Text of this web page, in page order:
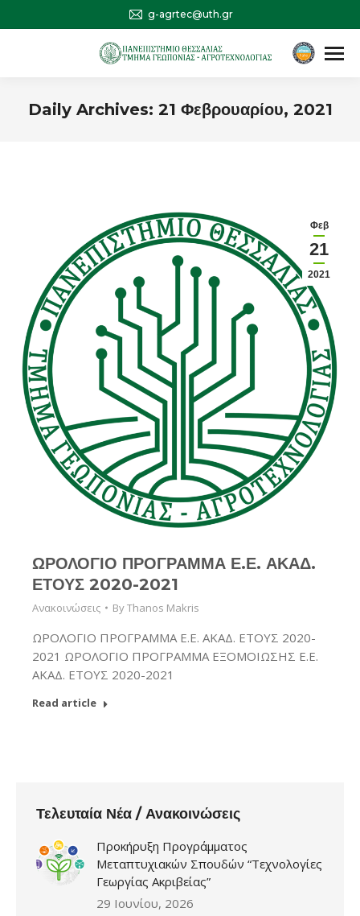
g-agrtec@uth.gr
Daily Archives: 21 Φεβρουαρίου, 2021
Φεβ
21
2021
ΩΡΟΛΟΓΙΟ ΠΡΟΓΡΑΜΜΑ Ε.Ε. ΑΚΑΔ.
ΕΤΟΥΣ 2020-2021
Ανακοινώσεις ByThanos Makris
ΩΡΟΛΟΓΙΟ ΠΡΟΓΡΑΜΜΑ Ε.Ε. ΑΚΑΔ. ΕΤΟΥΣ 2020-
2021 ΩΡΟΛΟΓΙΟ ΠΡΟΓΡΑΜΜΑ ΕΞΟΜΟΙΩΣΗΣ Ε.Ε.
ΑΚΑΔ. ΕΤΟΥΣ 2020-2021
Read article
Τελευταία Νέα / Ανακοινώσεις
Προκήρυξη Προγράμματος
Μεταπτυχιακών Σπουδών “Τεχνολογίες
Γεωργίας Ακριβείας”
29 Ιουνίου, 2026